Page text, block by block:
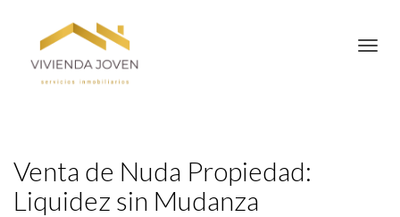
Venta de Nuda Propiedad:
Liquidez sin Mudanza